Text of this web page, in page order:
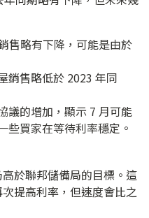
售略有下降，可能是由於
銷售略低於 2023 年同
議的增加，顯示 7 月可能
些買家在等待利率穩定。
於聯邦儲備局的目標。這
提高利率，但速度會比之